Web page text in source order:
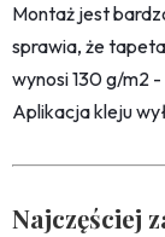
Montaż jest
sprawia, że
wynosi 130 g/m2
Aplikacja kleju
Najczęściej